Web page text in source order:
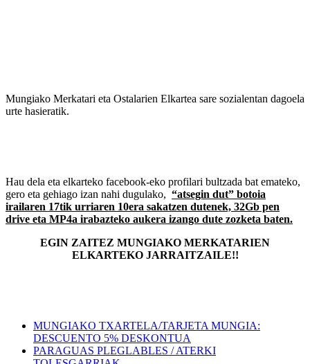
Mungiako Merkatari eta Ostalarien Elkartea sare sozialentan dagoela
urte hasieratik.
Hau dela eta elkarteko facebook-eko profilari bultzada bat emateko,
gero eta gehiago izan nahi dugulako, “atsegin dut” botoia
irailaren 17tik urriaren 10era sakatzen dutenek, 32Gb pen
drive eta MP4a irabazteko aukera izango dute zozketa baten.
EGIN ZAITEZ MUNGIAKO MERKATARIEN
ELKARTEKO JARRAITZAILE!!
MUNGIAKO TXARTELA/TARJETA MUNGIA:
DESCUENTO 5% DESKONTUA
PARAGUAS PLEGLABLES / ATERKI